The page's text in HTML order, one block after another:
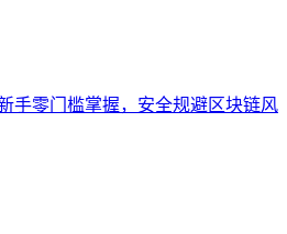
手零门槛掌握，安全规避区块链风